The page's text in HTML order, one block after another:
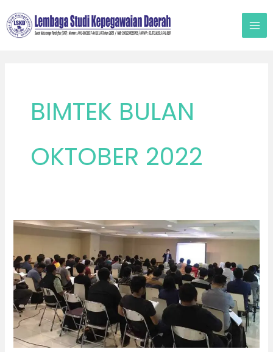
ke
konten
BIMTEK BULAN
OKTOBER 2022
OKTOBER